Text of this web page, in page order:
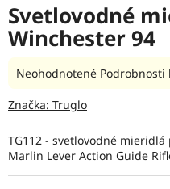
Svetlovodné
Winchester 94
TG112 - svetlovodné mieridlá
Marlin Lever Action Guide
Priemerné
produktu
0,0
z
5
hviezdičiek.
Neohodnotené Podrobnosti
Značka: Truglo